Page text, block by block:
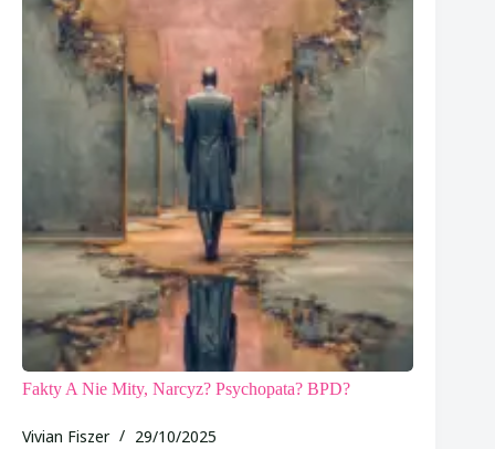
Fakty A Nie Mity, Narcyz? Psychopata? BPD?
Vivian Fiszer 29/10/2025